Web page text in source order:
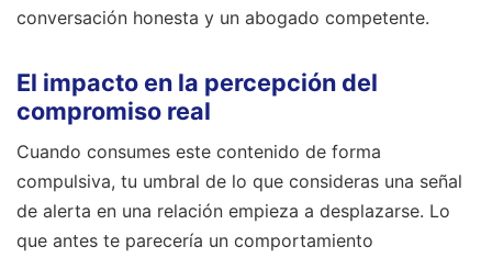
conversación honesta y un abogado competente.
El impacto en la percepción del
compromiso real
Cuando consumes este contenido de forma
compulsiva, tu umbral de lo que consideras una señal
de alerta en una relación empieza a desplazarse. Lo
que antes te parecería un comportamiento